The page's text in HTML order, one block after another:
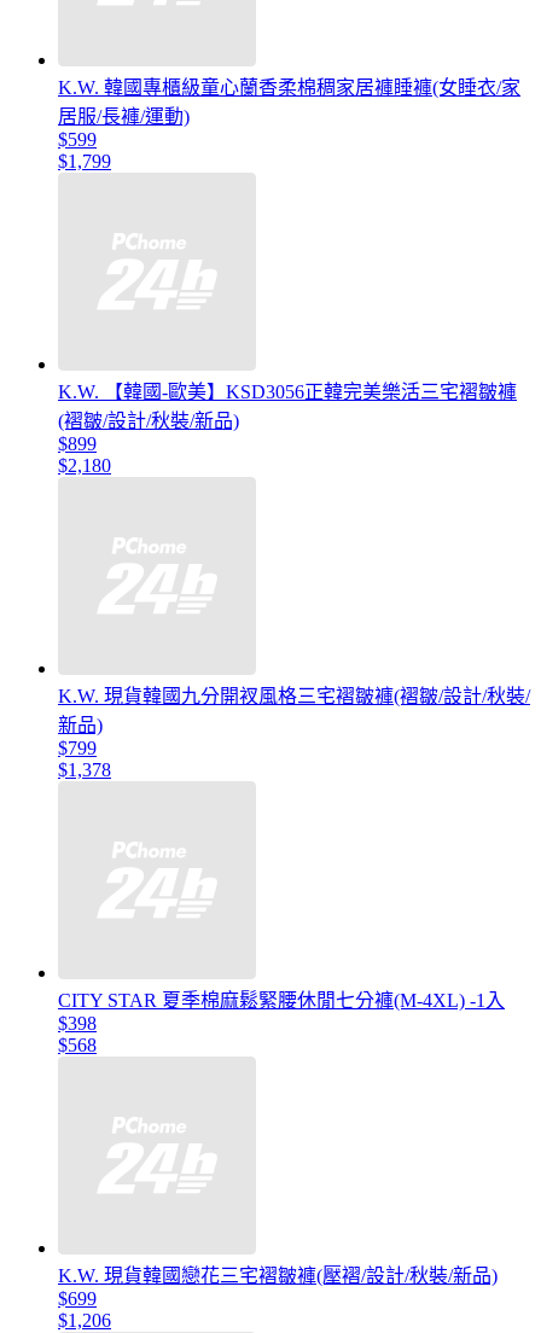
K.W. 韓國專櫃級童心蘭香柔棉稠家居褲睡褲(女睡衣/家
居服/長褲/運動)
$599
$1,799
K.W. 【韓國-歐美】KSD3056正韓完美樂活三宅褶皺褲
(褶皺/設計/秋裝/新品)
$899
$2,180
K.W. 現貨韓國九分開衩風格三宅褶皺褲(褶皺/設計/秋裝/
新品)
$799
$1,378
CITY STAR 夏季棉麻鬆緊腰休閒七分褲(M-4XL) -1入
$398
$568
K.W. 現貨韓國戀花三宅褶皺褲(壓褶/設計/秋裝/新品)
$699
$1,206